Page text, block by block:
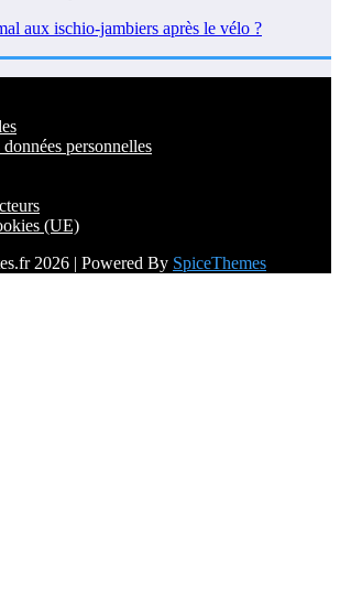
aux ischio-jambiers après le vélo ?
personnelles
(UE)
2026 | Powered By SpiceThemes